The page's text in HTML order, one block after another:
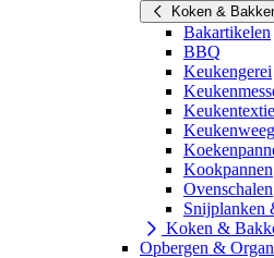
Koken &
Bakartikelen
BBQ
Keukengerei
Kookpannen
Ovenschalen
Snijplanken
Koken &
Opbergen &